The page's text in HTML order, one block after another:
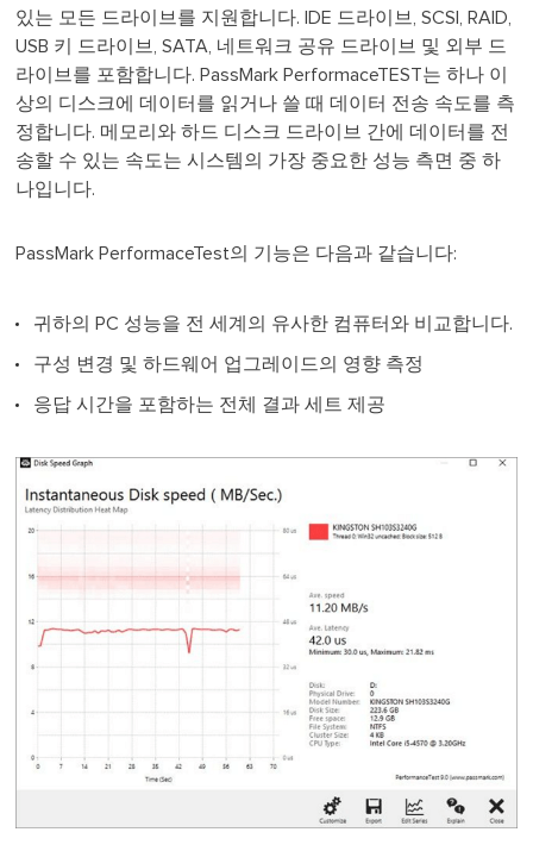
있는 모든 드라이브를 지원합니다. IDE 드라이브, SCSI, RAID,
USB 키 드라이브, SATA, 네트워크 공유 드라이브 및 외부 드
라이브를 포함합니다. PassMark PerformaceTEST는 하나 이
상의 디스크에 데이터를 읽거나 쓸 때 데이터 전송 속도를 측
정합니다. 메모리와 하드 디스크 드라이브 간에 데이터를 전
송할 수 있는 속도는 시스템의 가장 중요한 성능 측면 중 하
나입니다.
PassMark PerformaceTest의 기능은 다음과 같습니다:
귀하의 PC 성능을 전 세계의 유사한 컴퓨터와 비교합니다.
구성 변경 및 하드웨어 업그레이드의 영향 측정
응답 시간을 포함하는 전체 결과 세트 제공